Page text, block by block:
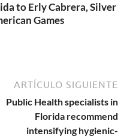
to Erly Cabrera, Silver
Games
ARTÍCULO SIGUIENTE
Public Health specialists in
Florida recommend
intensifying hygienic-